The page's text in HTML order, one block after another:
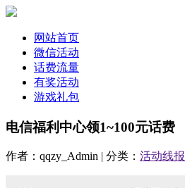
网站首页
微信活动
话费流量
有奖活动
游戏礼包
电信福利中心领1~100元话费
作者：qqzy_Admin | 分类： 活动线报